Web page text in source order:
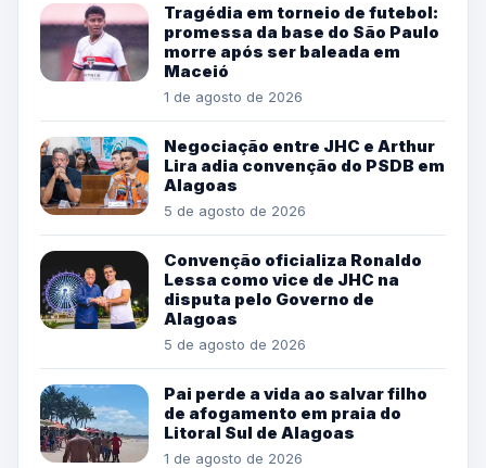
Tragédia em torneio de futebol:
promessa da base do São Paulo
morre após ser baleada em
Maceió
1 de agosto de 2026
Negociação entre JHC e Arthur
Lira adia convenção do PSDB em
Alagoas
5 de agosto de 2026
Convenção oficializa Ronaldo
Lessa como vice de JHC na
disputa pelo Governo de
Alagoas
5 de agosto de 2026
Pai perde a vida ao salvar filho
de afogamento em praia do
Litoral Sul de Alagoas
1 de agosto de 2026